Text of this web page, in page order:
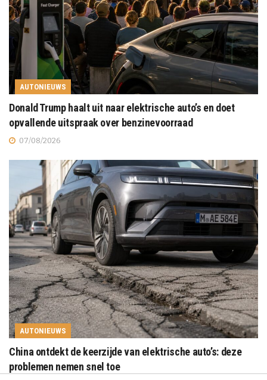
AUTONIEUWS
Donald Trump haalt uit naar elektrische auto’s en doet
opvallende uitspraak over benzinevoorraad
07/08/2026
AUTONIEUWS
China ontdekt de keerzijde van elektrische auto’s: deze
problemen nemen snel toe